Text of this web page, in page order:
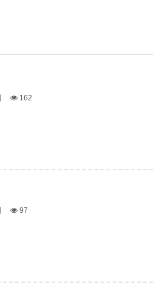
162
97